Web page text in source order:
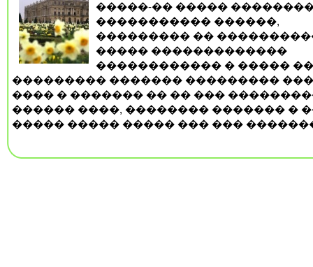
�����-�� �����
����������� ������,
��������� ��
����� �������������
������������ � �����
��������� ������� ���������
���� � ������� �� �� ���
������ ����, �������� ������� �
����� ����� ����� ��� ���